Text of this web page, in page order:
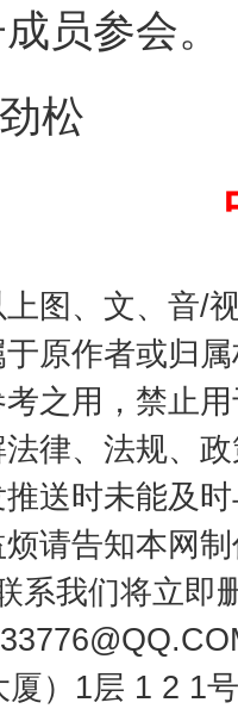
员参会。
松
上图、文、音/
原作者或归
之用，禁止
律、法规、
送时未能及
请告知本网
系我们将立即
厦）1层 1 2 1
实 一纸欠
问题” 法
一